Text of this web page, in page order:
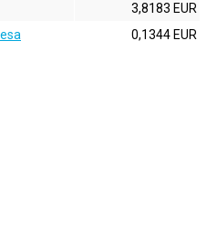
3,8183 EUR
0,1344 EUR